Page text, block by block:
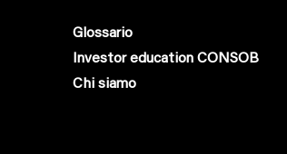
Glossario
Investor education CONSOB
Chi siamo